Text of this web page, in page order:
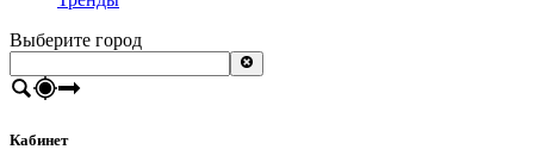
Выберите город
Кабинет